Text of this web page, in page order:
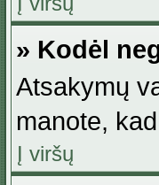
» Kodėl
Atsakymų
manote,
Į viršų